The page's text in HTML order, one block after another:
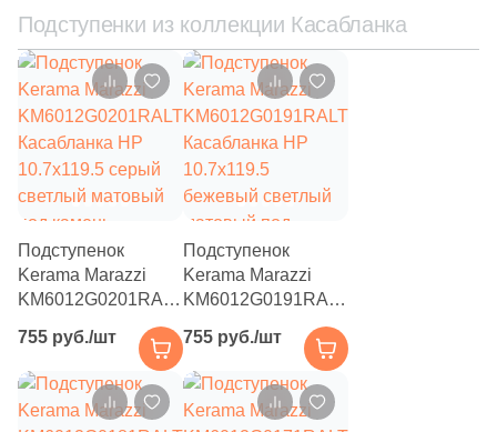
Подступенки из коллекции Касабланка
Подступенок
Kerama Marazzi
KM6012G0201RALT
10.7x119.5 серый
светлый матовый
под камень
755 руб./шт
Подступенок
Kerama Marazzi
KM6012G0191RALT
10.7x119.5
бежевый светлый
матовый под
камень
755 руб./шт